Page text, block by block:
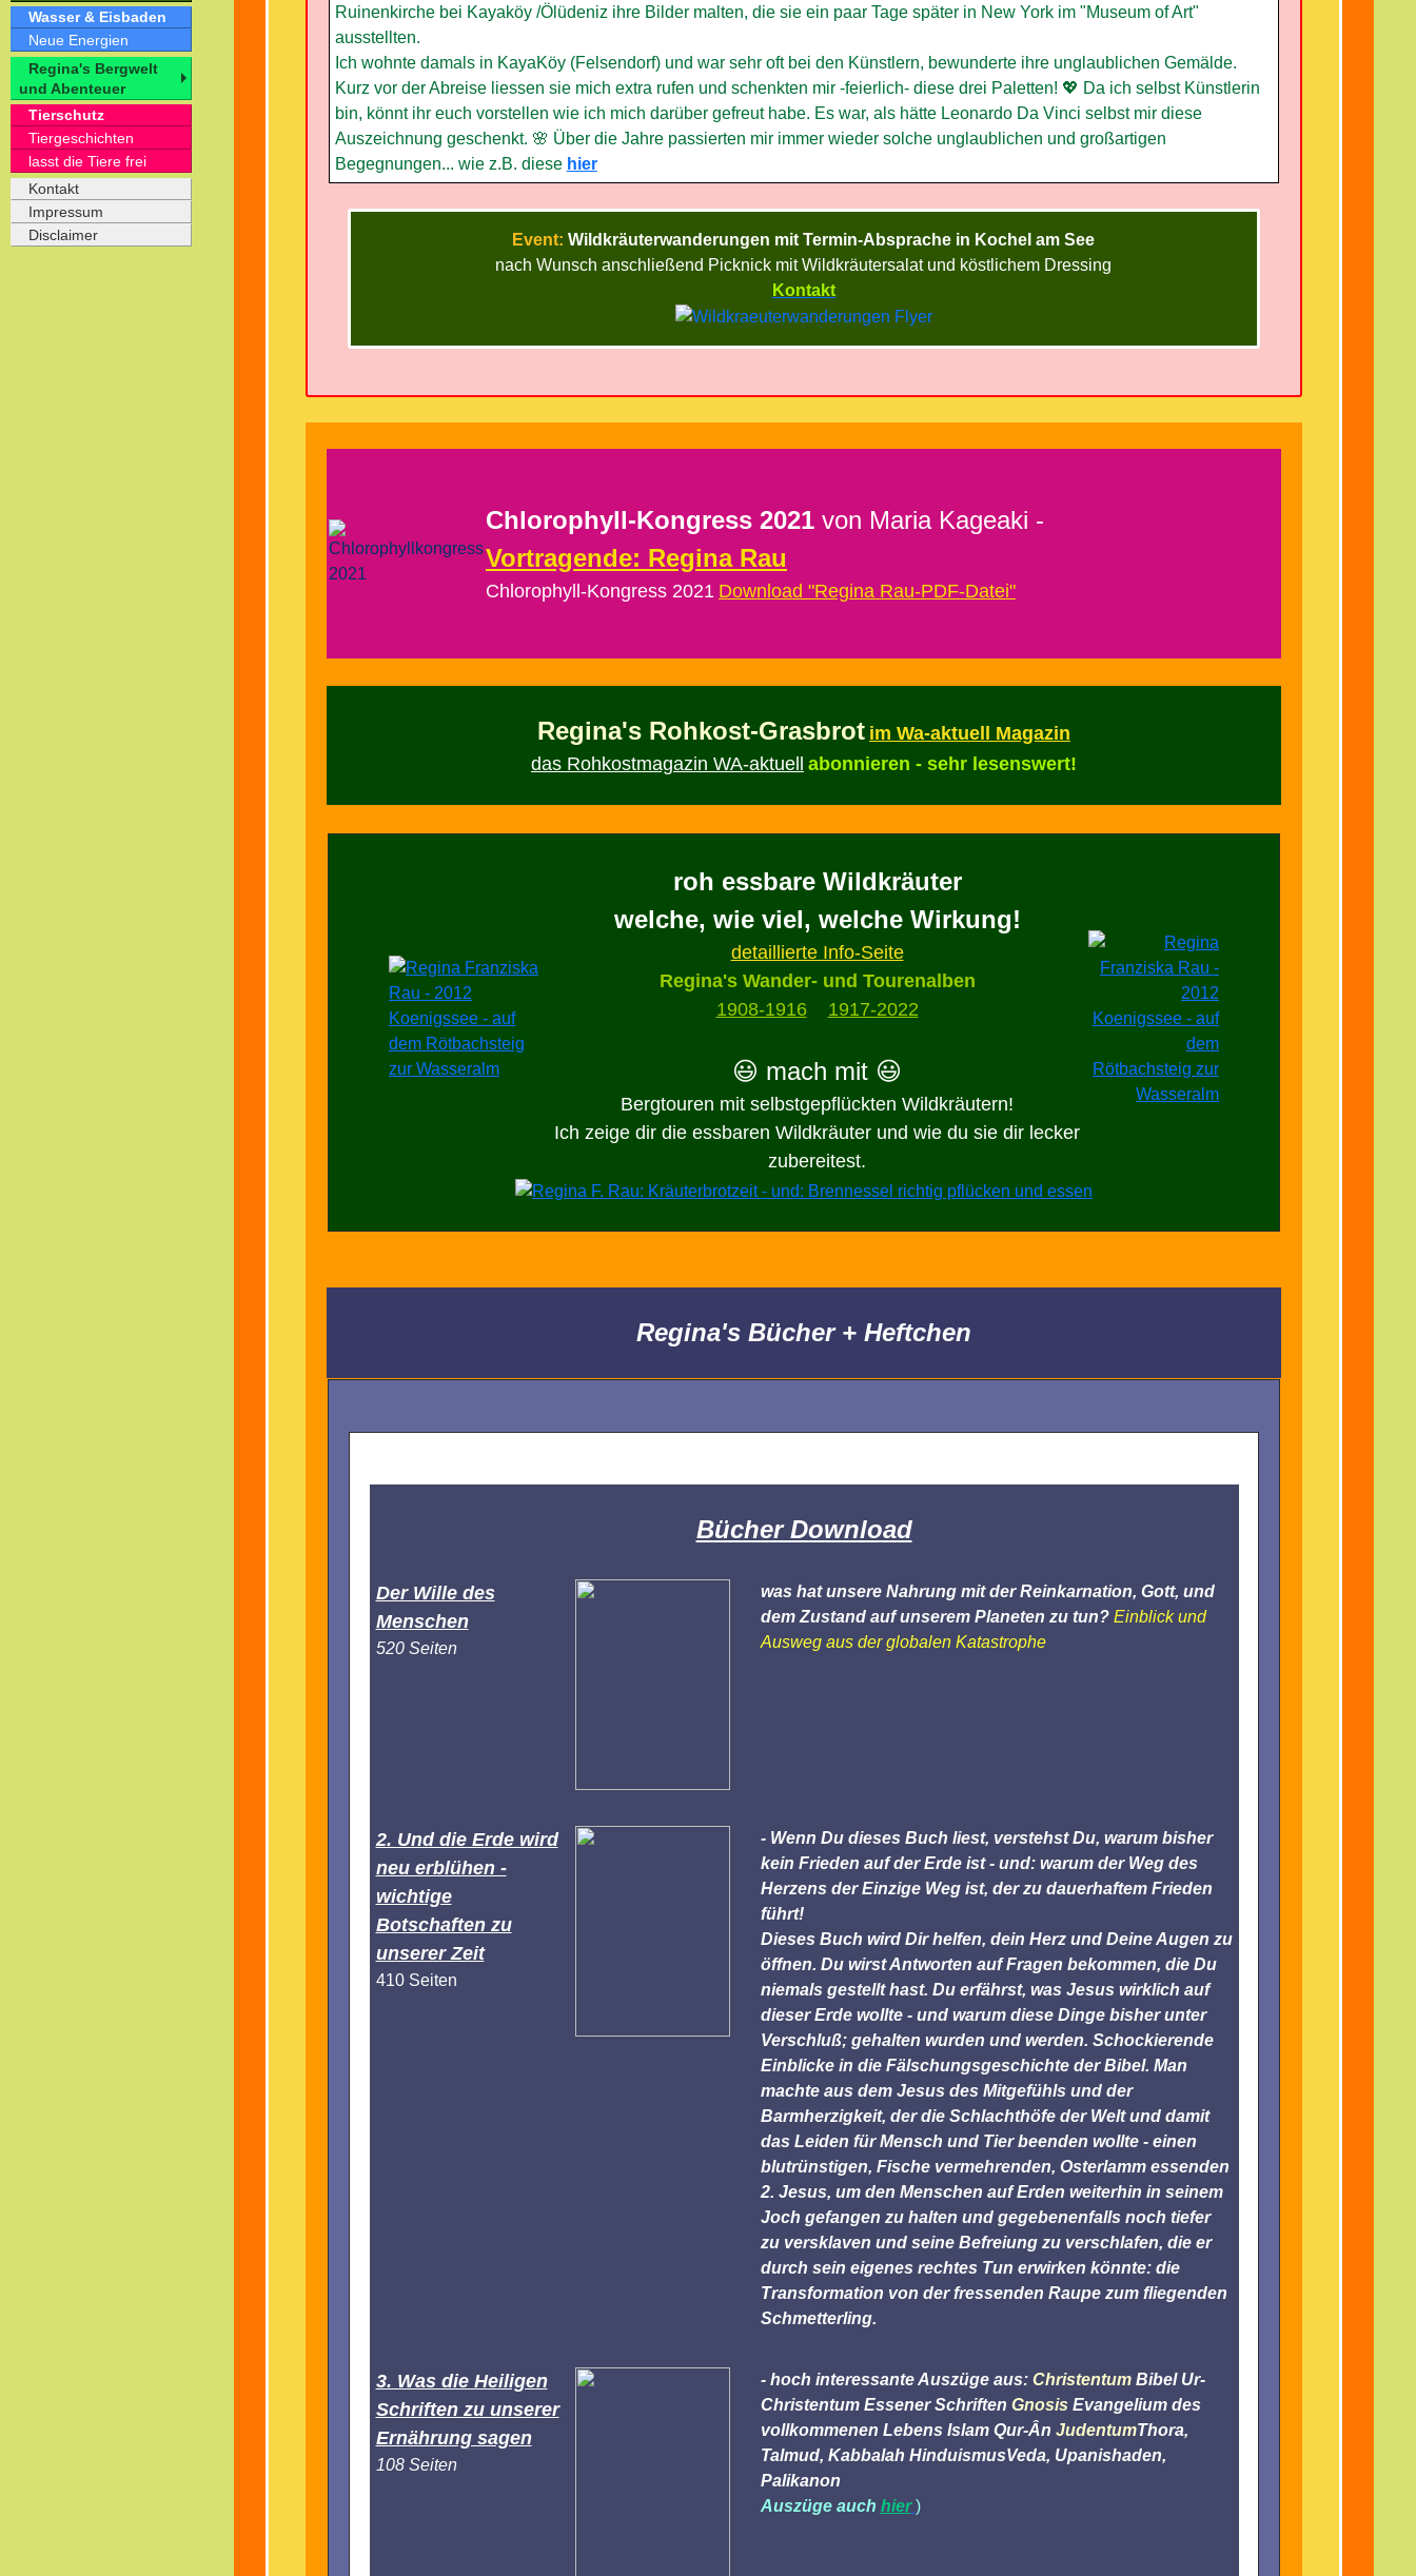
Wasser & Eisbaden
Neue Energien
Regina's Bergwelt
und Abenteuer
Tierschutz
Tiergeschichten
lasst die Tiere frei
Kontakt
Impressum
Disclaimer
Ruinenkirche bei Kayaköy /Ölüdeniz ihre Bilder malten, die sie ein paar Tage später in New York im "Museum of Art"
ausstellten.
Ich wohnte damals in KayaKöy (Felsendorf) und war sehr oft bei den Künstlern, bewunderte ihre unglaublichen Gemälde.
Kurz vor der Abreise liessen sie mich extra rufen und schenkten mir -feierlich- diese drei Paletten! 💖 Da ich selbst Künstlerin
bin, könnt ihr euch vorstellen wie ich mich darüber gefreut habe. Es war, als hätte Leonardo Da Vinci selbst mir diese
Auszeichnung geschenkt. 🌸 Über die Jahre passierten mir immer wieder solche unglaublichen und großartigen
Begegnungen... wie z.B. diese hier
Event: Wildkräuterwanderungen mit Termin-Absprache in Kochel am See
nach Wunsch anschließend Picknick mit Wildkräutersalat und köstlichem Dressing
Kontakt
Chlorophyll-Kongress 2021 von Maria Kageaki -
Vortragende: Regina Rau
Chlorophyll-Kongress 2021 Download "Regina Rau-PDF-Datei"
Regina's Rohkost-Grasbrot im Wa-aktuell Magazin
das Rohkostmagazin WA-aktuell abonnieren - sehr lesenswert!
roh essbare Wildkräuter
welche, wie viel, welche Wirkung!
detaillierte Info-Seite
Regina's Wander- und Tourenalben
1908-1916
1917-2022
😃 mach mit 😃
Bergtouren mit selbstgepflückten Wildkräutern!
Ich zeige dir die essbaren Wildkräuter und wie du sie dir lecker
zubereitest.
Regina's Bücher + Heftchen
Bücher Download
Der Wille des
Menschen
520 Seiten
was hat unsere Nahrung mit der Reinkarnation, Gott, und
dem Zustand auf unserem Planeten zu tun? Einblick und
Ausweg aus der globalen Katastrophe
2. Und die Erde wird
neu erblühen -
wichtige
Botschaften zu
unserer Zeit
410 Seiten
- Wenn Du dieses Buch liest, verstehst Du, warum bisher
kein Frieden auf der Erde ist - und: warum der Weg des
Herzens der Einzige Weg ist, der zu dauerhaftem Frieden
führt!
Dieses Buch wird Dir helfen, dein Herz und Deine Augen zu
öffnen. Du wirst Antworten auf Fragen bekommen, die Du
niemals gestellt hast. Du erfährst, was Jesus wirklich auf
dieser Erde wollte - und warum diese Dinge bisher unter
Verschluß; gehalten wurden und werden. Schockierende
Einblicke in die Fälschungsgeschichte der Bibel. Man
machte aus dem Jesus des Mitgefühls und der
Barmherzigkeit, der die Schlachthöfe der Welt und damit
das Leiden für Mensch und Tier beenden wollte - einen
blutrünstigen, Fische vermehrenden, Osterlamm essenden
2. Jesus, um den Menschen auf Erden weiterhin in seinem
Joch gefangen zu halten und gegebenenfalls noch tiefer
zu versklaven und seine Befreiung zu verschlafen, die er
durch sein eigenes rechtes Tun erwirken könnte: die
Transformation von der fressenden Raupe zum fliegenden
Schmetterling.
3. Was die Heiligen
Schriften zu unserer
Ernährung sagen
108 Seiten
- hoch interessante Auszüge aus: ChristentumBibel Ur-
ChristentumEssener Schriften Gnosis Evangelium des
vollkommenen Lebens IslamQur-Ân JudentumThora,
Talmud, Kabbalah HinduismusVeda, Upanishaden,
Palikanon
Auszüge auch hier )